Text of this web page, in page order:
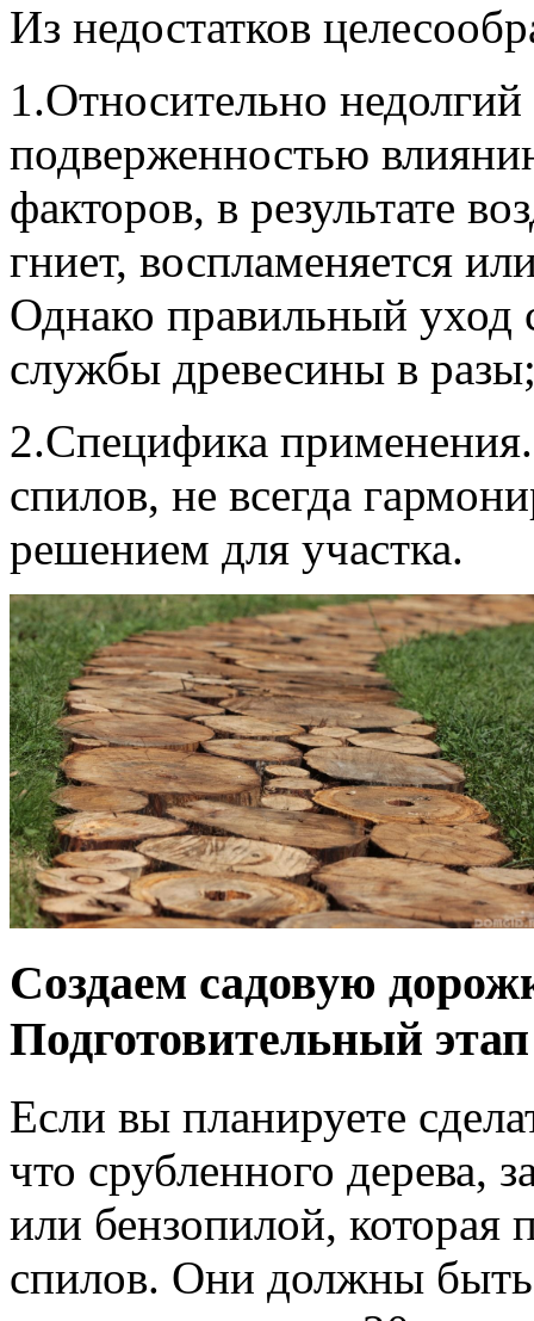
Из недостатков
1.Относительно
подверженностью
факторов, в результате
гниет, воспламеняется
Однако правильный уход
службы древесины в
2.Специфика
спилов, не всегда
решением для участка.
Создаем садовую
Подготовительный этап
Если вы планируете
что срубленного дерева,
или бензопилой, которая
спилов. Они должны